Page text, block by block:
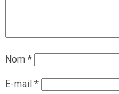
Nom *
E-mail *